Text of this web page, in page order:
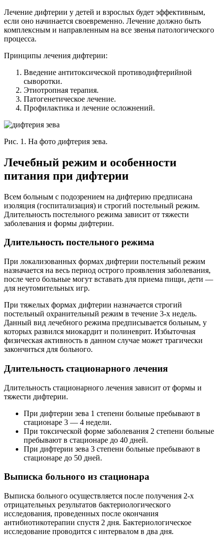
Лечение дифтерии у детей и взрослых будет эффективным,
если оно начинается своевременно. Лечение должно быть
комплексным и направленным на все звенья патологического
процесса.
Принципы лечения дифтерии:
Введение антитоксической противодифтерийной
сыворотки.
Этиотропная терапия.
Патогенетическое лечение.
Профилактика и лечение осложнений.
Рис. 1. На фото дифтерия зева.
Лечебный режим и особенности
питания при дифтерии
Всем больным с подозрением на дифтерию предписана
изоляция (госпитализация) и строгий постельный режим.
Длительность постельного режима зависит от тяжести
заболевания и формы дифтерии.
Длительность постельного режима
При локализованных формах дифтерии постельный режим
назначается на весь период острого проявления заболевания,
после чего больные могут вставать для приема пищи, дети —
для неутомительных игр.
При тяжелых формах дифтерии назначается строгий
постельный охранительный режим в течение 3-х недель.
Данный вид лечебного режима предписывается больным, у
которых развился миокардит и полиневрит. Избыточная
физическая активность в данном случае может трагически
закончиться для больного.
Длительность стационарного лечения
Длительность стационарного лечения зависит от формы и
тяжести дифтерии.
При дифтерии зева 1 степени больные пребывают в
стационаре 3 — 4 недели.
При токсической форме заболевания 2 степени больные
пребывают в стационаре до 40 дней.
При дифтерии зева 3 степени больные пребывают в
стационаре до 50 дней.
Выписка больного из стационара
Выписка больного осуществляется после получения 2-х
отрицательных результатов бактериологического
исследования, проведенных после окончания
антибиотикотерапии спустя 2 дня. Бактериологическое
исследование проводится с интервалом в два дня.